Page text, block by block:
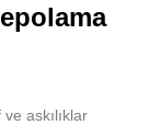
askılıklar